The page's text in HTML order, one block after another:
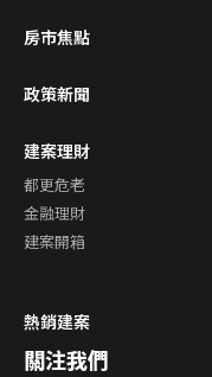
房市焦點
政策新聞
建案理財
都更危老
金融理財
建案開箱
熱銷建案
關注我們